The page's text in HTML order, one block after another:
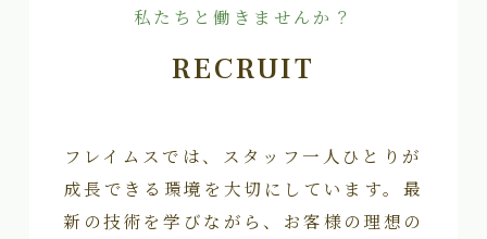
私たちと働きませんか？
RECRUIT
フレイムスでは、スタッフ一人ひとりが
成長できる環境を大切にしています。最
新の技術を学びながら、お客様の理想の